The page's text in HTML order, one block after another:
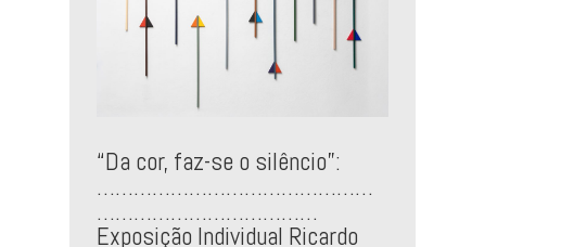
“Da cor, faz-se o silêncio”:
………………………………………
………………………………
Exposição Individual Ricardo